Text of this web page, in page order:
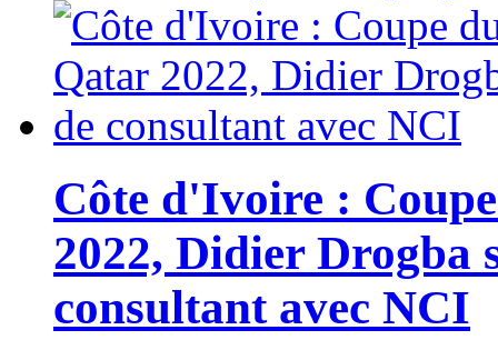
Côte d'Ivoire :
2022, Didier Drogba
consultant avec NCI